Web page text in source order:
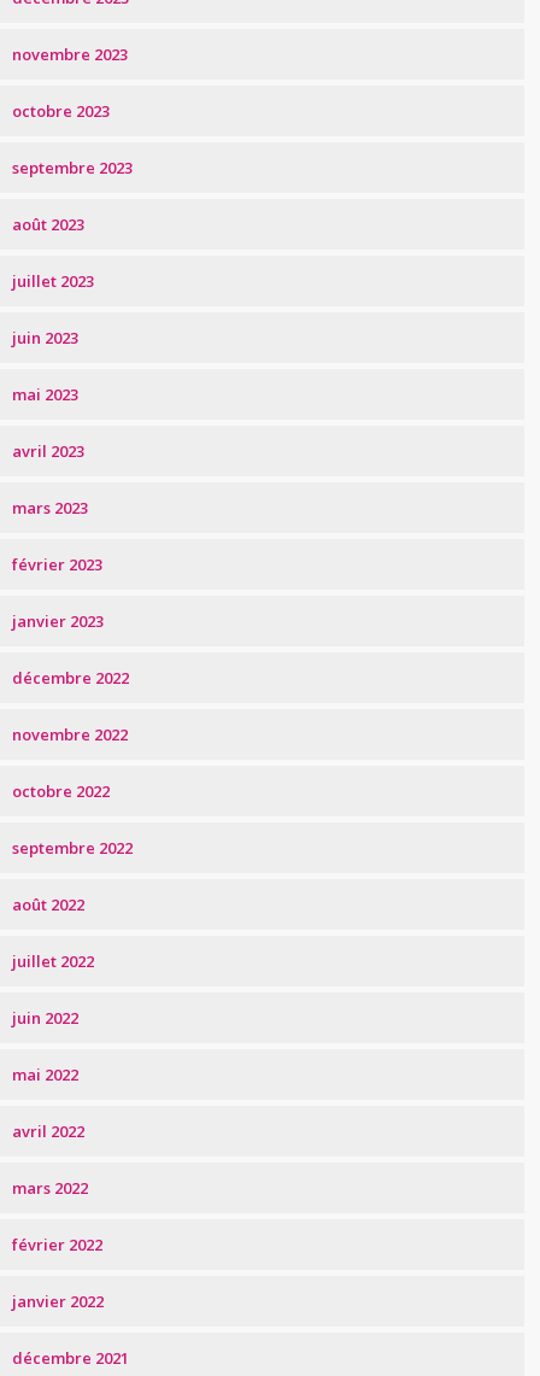
novembre 2023
octobre 2023
septembre 2023
août 2023
juillet 2023
juin 2023
mai 2023
avril 2023
mars 2023
février 2023
janvier 2023
décembre 2022
novembre 2022
octobre 2022
septembre 2022
août 2022
juillet 2022
juin 2022
mai 2022
avril 2022
mars 2022
février 2022
janvier 2022
décembre 2021